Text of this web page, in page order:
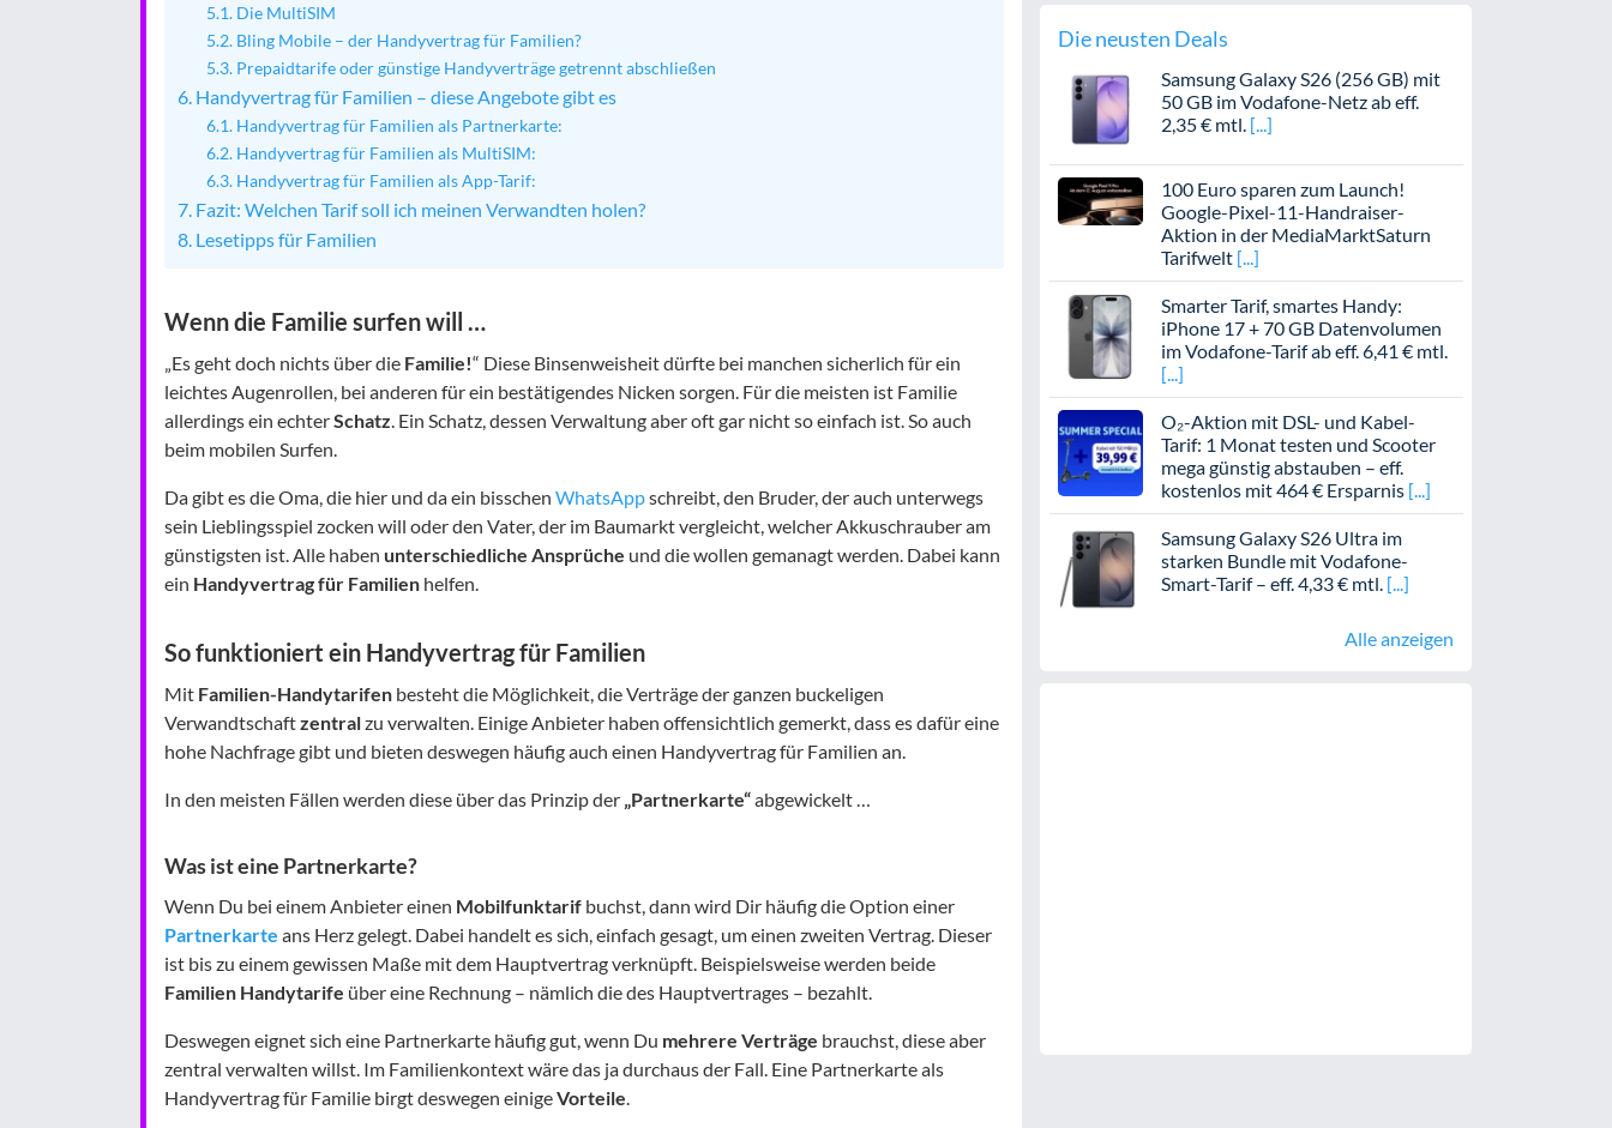
Die MultiSIM
Bling Mobile – der Handyvertrag für Familien?
Prepaidtarife oder günstige Handyverträge getrennt abschließen
Handyvertrag für Familien – diese Angebote gibt es
Handyvertrag für Familien als Partnerkarte:
Handyvertrag für Familien als MultiSIM:
Handyvertrag für Familien als App-Tarif:
Fazit: Welchen Tarif soll ich meinen Verwandten holen?
Lesetipps für Familien
Wenn die Familie surfen will …
„Es geht doch nichts über die Familie!“ Diese Binsenweisheit dürfte bei manchen sicherlich für ein
leichtes Augenrollen, bei anderen für ein bestätigendes Nicken sorgen. Für die meisten ist Familie
allerdings ein echterSchatz . Ein Schatz, dessen Verwaltung aber oft gar nicht so einfach ist. So auch
beim mobilen Surfen.
Da gibt es die Oma, die hier und da ein bisschen WhatsAppschreibt, den Bruder, der auch unterwegs
sein Lieblingsspiel zocken will oder den Vater, der im Baumarkt vergleicht, welcher Akkuschrauber am
günstigsten ist. Alle haben unterschiedliche Ansprüche und die wollen gemanagt werden. Dabei kann
ein Handyvertrag für Familien helfen.
So funktioniert ein Handyvertrag für Familien
Mit Familien-Handytarifen besteht die Möglichkeit, die Verträge der ganzen buckeligen
Verwandtschaftzentralzu verwalten. Einige Anbieter haben offensichtlich gemerkt, dass es dafür eine
hohe Nachfrage gibt und bieten deswegen häufig auch einen Handyvertrag für Familien an.
In den meisten Fällen werden diese über das Prinzip der „Partnerkarte“abgewickelt …
Was ist eine Partnerkarte?
Wenn Du bei einem Anbieter einen Mobilfunktarif buchst, dann wird Dir häufig die Option einer
Partnerkarte ans Herz gelegt. Dabei handelt es sich, einfach gesagt, um einen zweiten Vertrag. Dieser
ist bis zu einem gewissen Maße mit dem Hauptvertrag verknüpft. Beispielsweise werden beide
Familien Handytarife über eine Rechnung – nämlich die des Hauptvertrages – bezahlt.
Deswegen eignet sich eine Partnerkarte häufig gut, wenn Du mehrere Verträge brauchst, diese aber
zentral verwalten willst. Im Familienkontext wäre das ja durchaus der Fall. Eine Partnerkarte als
Handyvertrag für Familie birgt deswegen einigeVorteile
Die neusten Deals
Samsung Galaxy S26 (256 GB) mit
50 GB im Vodafone-Netz ab eff.
2,35 € mtl.
100 Euro sparen zum Launch!
Google-Pixel-11-Handraiser-
Aktion in der MediaMarktSaturn
Tarifwelt
Smarter Tarif, smartes Handy:
iPhone 17 + 70 GB Datenvolumen
im Vodafone-Tarif ab eff. 6,41 € mtl.
O₂-Aktion mit DSL- und Kabel-
Tarif: 1 Monat testen und Scooter
mega günstig abstauben – eff.
kostenlos mit 464 € Ersparnis
Samsung Galaxy S26 Ultra im
starken Bundle mit Vodafone-
Smart-Tarif – eff. 4,33 € mtl.
Alle anzeigen